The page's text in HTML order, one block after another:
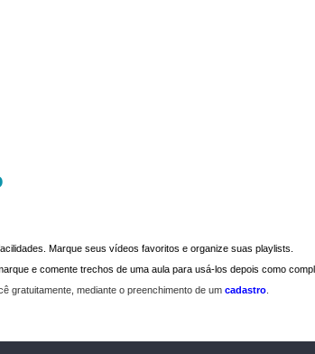
Marque seus vídeos favoritos e organize suas playlists.
e comente trechos de uma aula para usá-los depois como
gratuitamente, mediante o preenchimento de um cadastro